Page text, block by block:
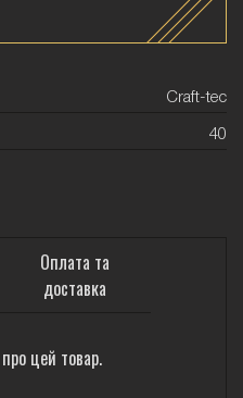
Craft-tec
40
Оплата та
доставка
цей товар.